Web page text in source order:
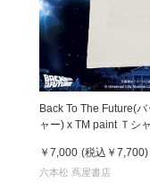
Back To The Future(
ャー) x TM paint Ｔシ
￥7,000 (税込 ￥7,700)
六本松 蔦屋書店